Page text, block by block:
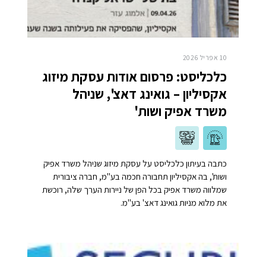
10 אפריל 2026
כלכליסט: פרסום אודות עסקת מיזוג
אקסיליון – גואינג דאצ', שניהל
משרד אפיק ושות'
כתבה בעיתון כלכליסט על עסקת מיזוג שניהל משרד אפיק
ושות', בה אקסיליון תחבורה חכמה בע"מ, חברה ציבורית
שמלווה משרד אפיק בכל הפן של ניירות הערך שלה, רוכשת
את מלוא מניות גואינג דאצ' בע"מ.